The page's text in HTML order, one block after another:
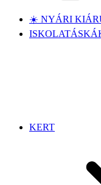
☀️ NYÁRI
KERT